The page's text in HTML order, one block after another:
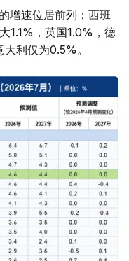
增速位居前列；西班
1.1%，英国1.0%，德
利仅为0.5%。